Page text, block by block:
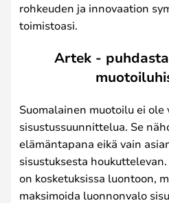
rohkeuden ja innovaation
toimistoasi.
Artek -
Suomalainen muotoilu ei ole
sisustussuunnittelua. Se
elämäntapana eikä vain
sisustuksesta
on kosketuksissa luontoon,
maksimoida luonnonvalo